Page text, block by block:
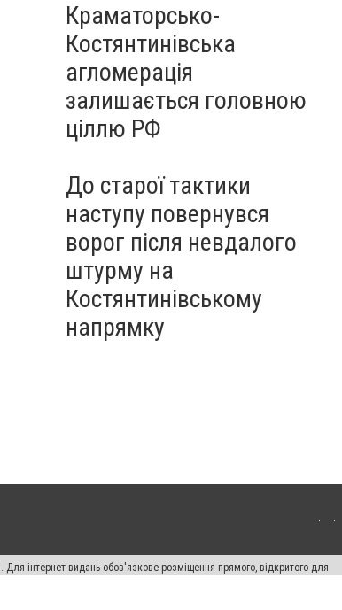
Краматорсько-
Костянтинівська
агломерація
залишається головною
ціллю РФ
До старої тактики
наступу повернувся
ворог після невдалого
штурму на
Костянтинівському
напрямку
інтернет-видань обов'язкове розміщення прямого, відкритого для